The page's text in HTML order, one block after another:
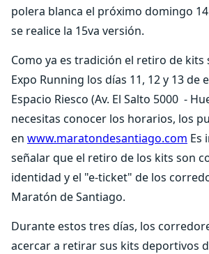
polera blanca el próximo domingo
se realice la 15va versión.
Como ya es tradición el retiro de kits
Expo Running los días 11, 12 y 13 de
Espacio Riesco (Av. El Salto 5000 -
necesitas conocer los horarios, los
en www.maratondesantiago.com Es
señalar que el retiro de los kits son
identidad y el "e-ticket" de los
Maratón de Santiago.
Durante estos tres días, los
acercar a retirar sus kits deportivos